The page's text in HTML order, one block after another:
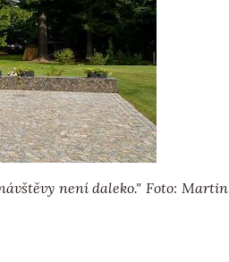
není daleko." Foto: Martin